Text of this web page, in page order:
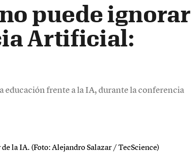
puede ignorar
Artificial:
educación frente a la IA, durante la conferencia
la IA. (Foto: Alejandro Salazar / TecScience)